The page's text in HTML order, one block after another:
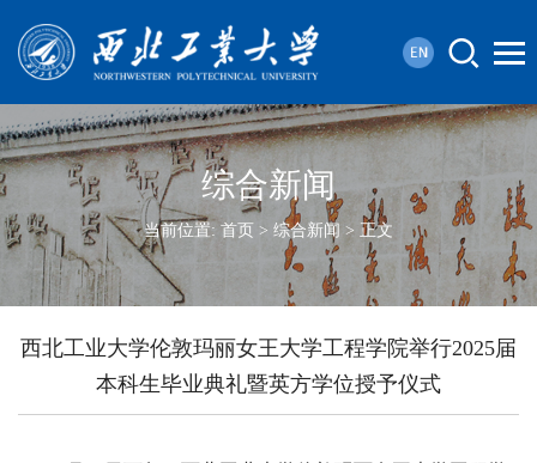
综合新闻
当前位置: 首页 > 综合新闻 > 正文
西北工业大学伦敦玛丽女王大学工程学院举行2025届
本科生毕业典礼暨英方学位授予仪式